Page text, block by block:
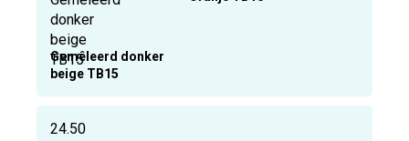
Gemêleerd donker
beige TB15
24.50